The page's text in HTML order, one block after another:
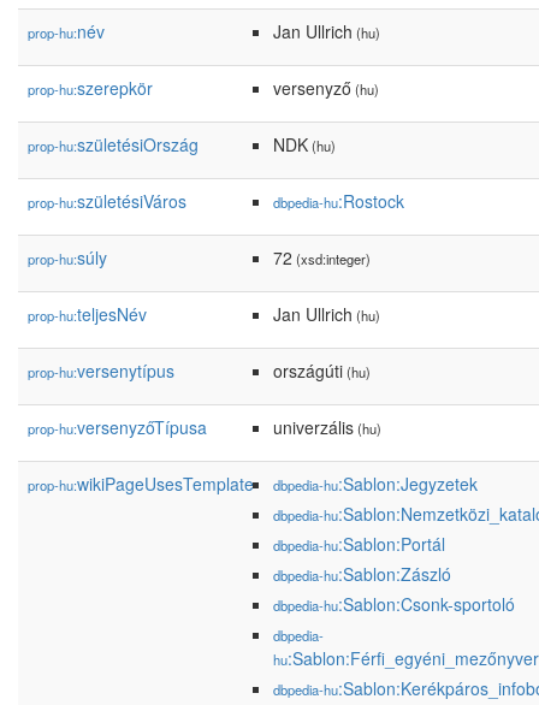
prop-hu:név Jan Ullrich (hu)
prop-hu:szerepkör versenyző (hu)
prop-hu:születésiOrszág NDK(hu)
prop-hu:születésiVáros dbpedia-hu:Rostock
prop-hu:súly 72 (xsd:integer)
prop-hu:teljesNév Jan Ullrich (hu)
prop-hu:versenytípus országúti(hu)
prop-hu:versenyzőTípusa univerzális(hu)
prop-hu:wikiPageUsesTemplate dbpedia-hu:Sablon:Jegyzetek
dbpedia-hu
dbpedia-hu:Sablon:Portál
dbpedia-hu:Sablon:Zászló
dbpedia-hu:Sablon:Csonk-sportoló
dbpedia-
hu
dbpedia-hu